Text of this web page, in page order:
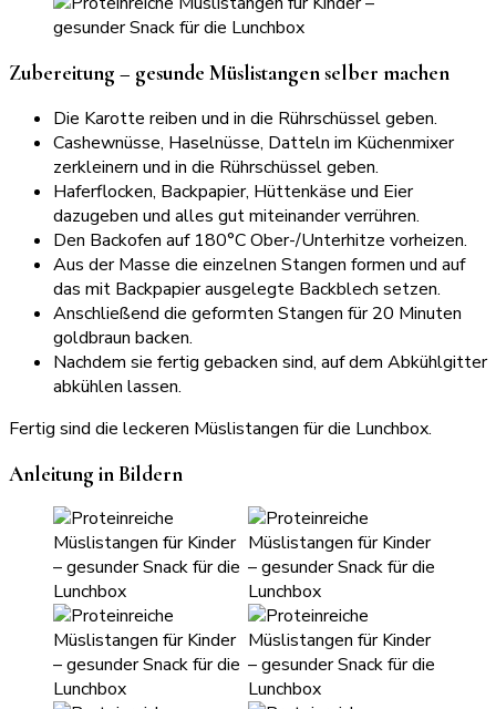
Zubereitung – gesunde Müslistangen selber machen
Die Karotte reiben und in die Rührschüssel geben.
Cashewnüsse, Haselnüsse, Datteln im Küchenmixer
zerkleinern und in die Rührschüssel geben.
Haferflocken, Backpapier, Hüttenkäse und Eier
dazugeben und alles gut miteinander verrühren.
Den Backofen auf 180°C Ober-/Unterhitze vorheizen.
Aus der Masse die einzelnen Stangen formen und auf
das mit Backpapier ausgelegte Backblech setzen.
Anschließend die geformten Stangen für 20 Minuten
goldbraun backen.
Nachdem sie fertig gebacken sind, auf dem Abkühlgitter
abkühlen lassen.
Fertig sind die leckeren Müslistangen für die Lunchbox.
Anleitung in Bildern